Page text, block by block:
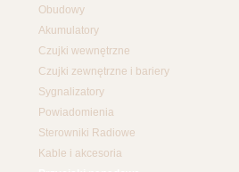
Obudowy
Akumulatory
Czujki wewnętrzne
Czujki zewnętrzne i bariery
Sygnalizatory
Powiadomienia
Sterowniki Radiowe
Kable i akcesoria